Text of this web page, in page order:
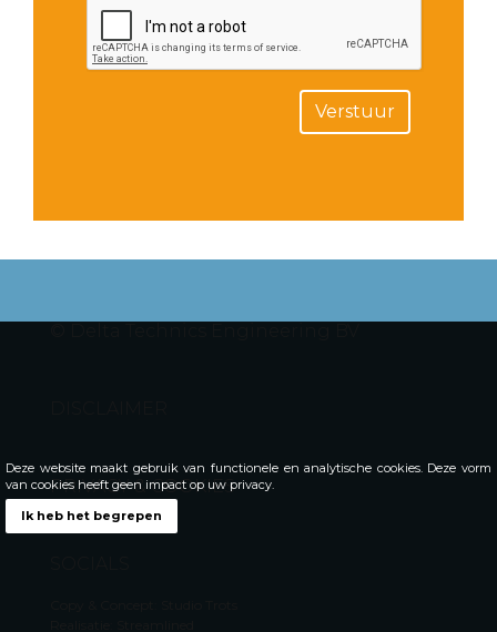
Verstuur
PRIVACY & COOKIES
Deze website maakt gebruik van functionele en analytische cookies. Deze vorm
van cookies heeft geen impact op uw privacy.
Ik heb het begrepen